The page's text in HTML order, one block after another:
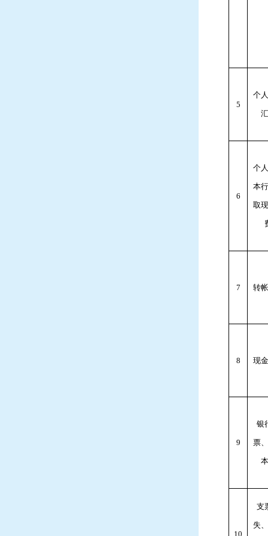
5
个
6
个
本
取
7 转
8 现
9
银
票
10
支
失